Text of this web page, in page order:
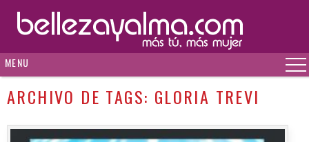
MENU
ARCHIVO DE TAGS: GLORIA TREVI